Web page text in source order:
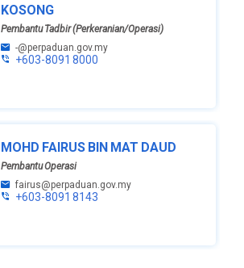
KOSONG
Pembantu Tadbir (Perkeranian/Operasi)
-@perpaduan.gov.my
+603-8091 8000
MOHD FAIRUS BIN MAT DAUD
Pembantu Operasi
fairus@perpaduan.gov.my
+603-8091 8143